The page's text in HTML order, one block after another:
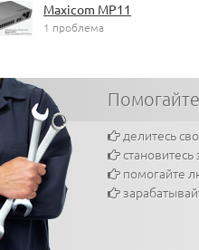
Maxicom MP11
1 проблема
делитесь
помогайте